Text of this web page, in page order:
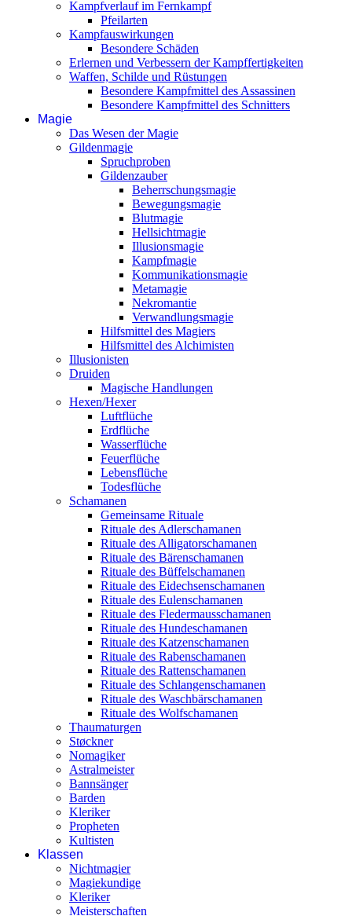
Kampfverlauf im Fernkampf
Pfeilarten
Kampfauswirkungen
Besondere Schäden
Erlernen und Verbessern der Kampffertigkeiten
Waffen, Schilde und Rüstungen
Besondere Kampfmittel des Assassinen
Besondere Kampfmittel des Schnitters
Magie
Das Wesen der Magie
Gildenmagie
Spruchproben
Gildenzauber
Beherrschungsmagie
Bewegungsmagie
Blutmagie
Hellsichtmagie
Illusionsmagie
Kampfmagie
Kommunikationsmagie
Metamagie
Nekromantie
Verwandlungsmagie
Hilfsmittel des Magiers
Hilfsmittel des Alchimisten
Illusionisten
Druiden
Magische Handlungen
Hexen/Hexer
Luftflüche
Erdflüche
Wasserflüche
Feuerflüche
Lebensflüche
Todesflüche
Schamanen
Gemeinsame Rituale
Rituale des Adlerschamanen
Rituale des Alligatorschamanen
Rituale des Bärenschamanen
Rituale des Büffelschamanen
Rituale des Eidechsenschamanen
Rituale des Eulenschamanen
Rituale des Fledermausschamanen
Rituale des Hundeschamanen
Rituale des Katzenschamanen
Rituale des Rabenschamanen
Rituale des Rattenschamanen
Rituale des Schlangenschamanen
Rituale des Waschbärschamanen
Rituale des Wolfschamanen
Thaumaturgen
Støckner
Nomagiker
Astralmeister
Bannsänger
Barden
Kleriker
Propheten
Kultisten
Klassen
Nichtmagier
Magiekundige
Kleriker
Meisterschaften